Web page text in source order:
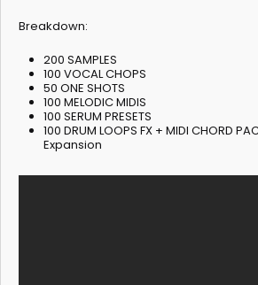
Breakdown:
200 SAMPLES
100 VOCAL CHOPS
50 ONE SHOTS
100 MELODIC MIDIS
100 SERUM PRESETS
100 DRUM LOOPS FX + MIDI CHORD
Expansion